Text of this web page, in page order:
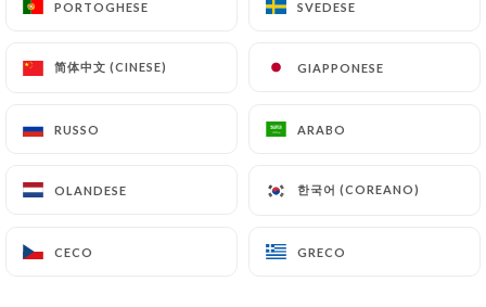
PORTOGHESE SVEDESE
简体中文 (CINESE) GIAPPONESE
RUSSO ARABO
OLANDESE 한국어 (COREANO)
CECO GRECO
PORTOGHESE SVEDESE
简体中文 (CINESE) GIAPPONESE
RUSSO ARABO
OLANDESE 한국어 (COREANO)
CECO GRECO